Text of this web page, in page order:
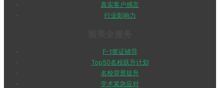
真实客户感言
行业影响力
F-1签证辅导
Top50名校跃升计划
名校背景提升
学术紧急应对